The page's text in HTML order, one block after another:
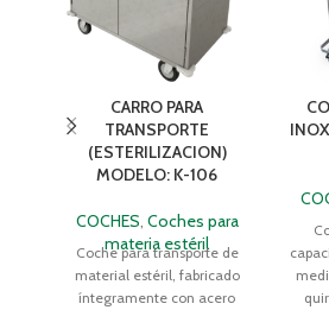
CARRO PARA
TRANSPORTE
(ESTERILIZACION)
MODELO: K-106
COCHES, Coches para
materia estéril
Coche para transporte de
material estéril, fabricado
íntegramente con acero